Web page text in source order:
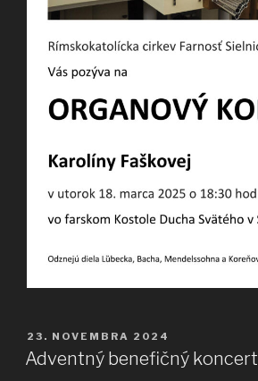
PUBLIKOVANÉ
23. NOVEMBRA 2024
Adventný benefičný koncert